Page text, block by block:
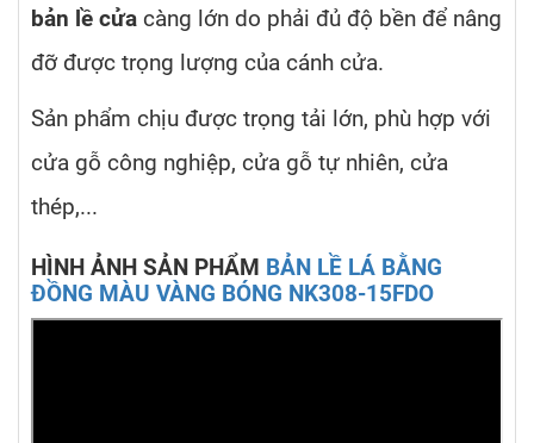
bản lề cửa càng lớn do phải đủ độ bền để nâng
đỡ được trọng lượng của cánh cửa.
Sản phẩm chịu được trọng tải lớn, phù hợp với
cửa gỗ công nghiệp, cửa gỗ tự nhiên, cửa
thép,...
HÌNH ẢNH SẢN PHẨM BẢN LỀ LÁ BẰNG
ĐỒNG MÀU VÀNG BÓNG NK308-15FDO